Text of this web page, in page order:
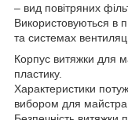
– вид повітряних
Використовуються в
та системах
Корпус витяжки для
пластику.
Характеристики
вибором для майстра